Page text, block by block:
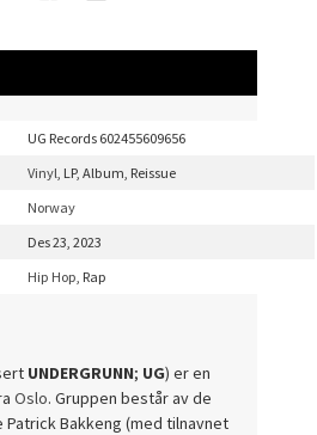
UG Records 602455609656
Vinyl , LP, Album, Reissue
Norway
Des 23, 2023
Hip Hop , Rap
UNDERGRUNN; UG) er en
Oslo. Gruppen består av de
Bakkeng (med tilnavnet